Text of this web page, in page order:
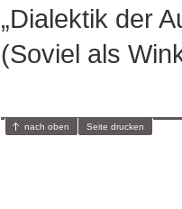
„Dialektik der
(Soviel als
nach oben Seite drucken